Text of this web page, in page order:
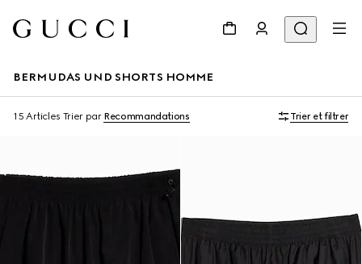
BERMUDAS UND SHORTS HOMME
15 Articles Trier par Recommandations Trier et filtrer